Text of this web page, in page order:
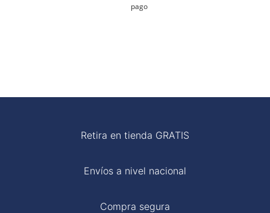
Planchar a temperatura moderada
pago
Retira en tienda GRATIS
Envíos a nivel nacional
Compra segura